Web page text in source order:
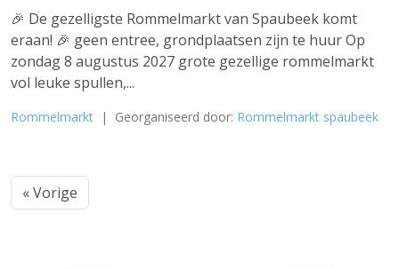
🎉 De gezelligste Rommelmarkt van Spaubeek komt
eraan! 🎉 geen entree, grondplaatsen zijn te huur Op
zondag 8 augustus 2027 grote gezellige rommelmarkt
vol leuke spullen,...
Rommelmarkt | Georganiseerd door: Rommelmarkt spaubeek
« Vorige